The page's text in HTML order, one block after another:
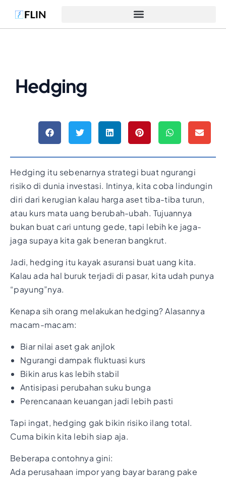
Hedging
Hedging itu sebenarnya strategi buat ngurangi
risiko di dunia investasi. Intinya, kita coba lindungin
diri dari kerugian kalau harga aset tiba-tiba turun,
atau kurs mata uang berubah-ubah. Tujuannya
bukan buat cari untung gede, tapi lebih ke jaga-
jaga supaya kita gak beneran bangkrut.
Jadi, hedging itu kayak asuransi buat uang kita.
Kalau ada hal buruk terjadi di pasar, kita udah punya
“payung”nya.
Kenapa sih orang melakukan hedging? Alasannya
macam-macam:
Biar nilai aset gak anjlok
Ngurangi dampak fluktuasi kurs
Bikin arus kas lebih stabil
Antisipasi perubahan suku bunga
Perencanaan keuangan jadi lebih pasti
Tapi ingat, hedging gak bikin risiko ilang total.
Cuma bikin kita lebih siap aja.
Beberapa contohnya gini:
Ada perusahaan impor yang bayar barang pake